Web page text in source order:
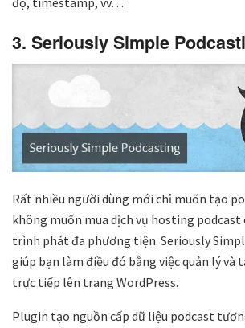
3. Seriously Simple
Rất nhiều người dùng mới chỉ muốn tạo
không muốn mua dịch vụ hosting podcast
trình phát đa phương tiện. Seriously
giúp bạn làm điều đó bằng việc quản lý và
trực tiếp lên trang WordPress.
Plugin tạo nguồn cấp dữ liệu podcast